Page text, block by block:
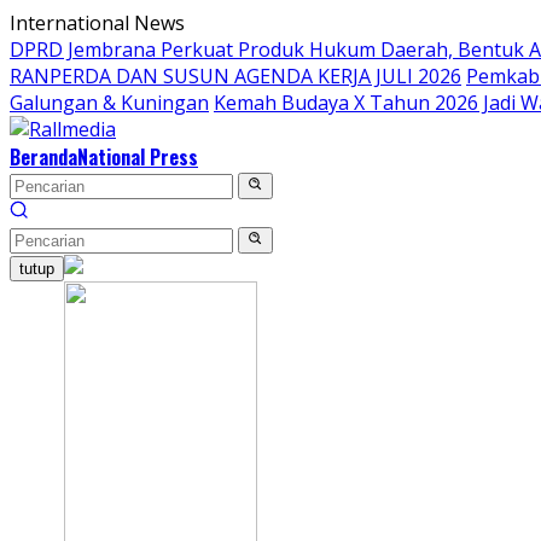
Langsung
ke
konten
International News
DPRD Jembrana Perkuat Produk Hukum Daerah, Bentuk
RANPERDA DAN SUSUN AGENDA KERJA JULI 2026
Galungan & Kuningan Kemah Budaya X Tahun 2026 Jadi
BerandaNational Press
tutup